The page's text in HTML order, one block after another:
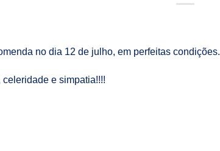
no dia 12 de julho, em perfeitas condições.
e simpatia!!!!